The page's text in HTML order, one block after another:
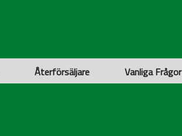
Återförsäljare Vanliga Frågor